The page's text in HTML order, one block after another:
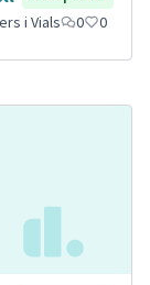
i Vials 0 0